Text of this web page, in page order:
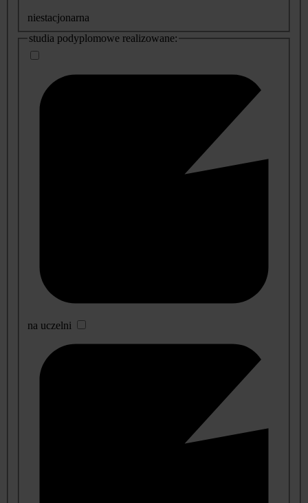
niestacjonarna
studia podyplomowe realizowane:
na uczelni